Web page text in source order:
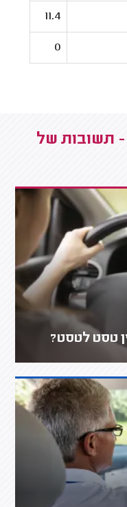
11.4
0
תשובות של
טסט לטסט?